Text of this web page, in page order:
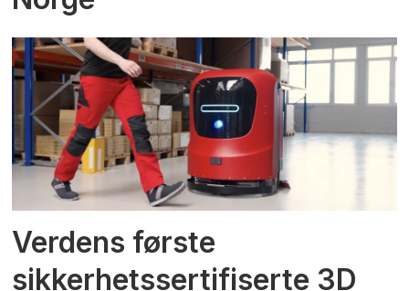
Verdens første
sikkerhetssertifiserte 3D